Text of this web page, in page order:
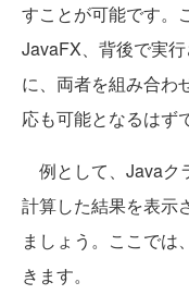
すことが可能です。
JavaFX、背後で実
に、両者を組み合わ
応も可能となるはず
例として、Javaク
計算した結果を表示
ましょう。ここでは
きます。